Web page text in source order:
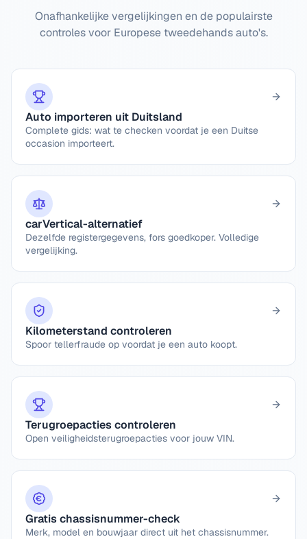
Onafhankelijke vergelijkingen en de populairste
controles voor Europese tweedehands auto's.
Auto importeren uit Duitsland
Complete gids: wat te checken voordat je een Duitse
occasion importeert.
carVertical-alternatief
Dezelfde registergegevens, fors goedkoper. Volledige
vergelijking.
Kilometerstand controleren
Spoor tellerfraude op voordat je een auto koopt.
Terugroepacties controleren
Open veiligheidsterugroepacties voor jouw VIN.
Gratis chassisnummer-check
Merk, model en bouwjaar direct uit het chassisnummer.